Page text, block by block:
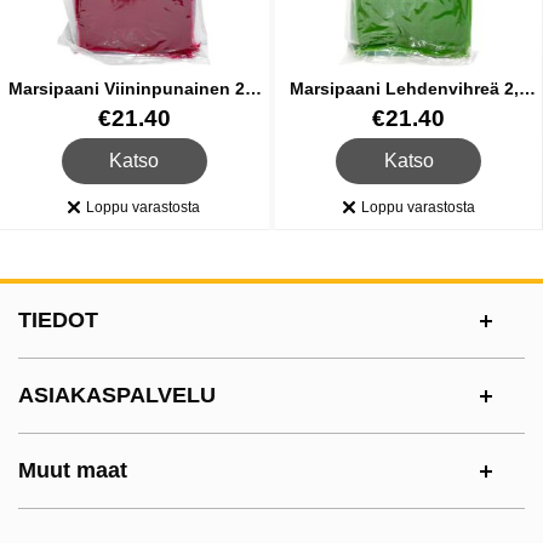
Marsipaani Viininpunainen 2,5
Kg
Tuote.nro 26614€21.40
Katso
, Marsipaani Viininpunainen 2,5 Kg
Saatavuus:
Loppu varastosta
Marsipaani Lehdenvihreä 2,5
Kg
Tuote.nro 26617€21.40
Katso
, Marsipaani
Saatavuus:
Loppu varastosta
TIEDOT
ASIAKASPALVELU
Muut maat